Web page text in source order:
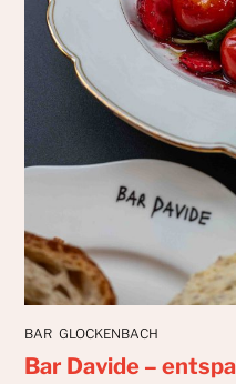
BAR GLOCKENBACH
Bar Davide –